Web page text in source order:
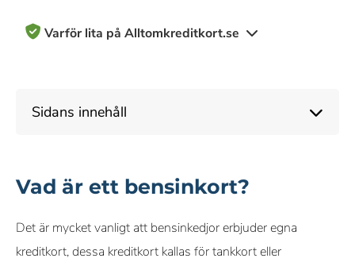
Varför lita på Alltomkreditkort.se
Objektiva & omfattande betygskriterier
Vårt innehåll om kreditkort, inklusive betyg och
rekommendationer, kontrolleras av ett team av skribenter och
Sidans innehåll
Vad är ett bensinkort?
Det är mycket vanligt att bensinkedjor erbjuder egna
kreditkort, dessa kreditkort kallas för tankkort eller